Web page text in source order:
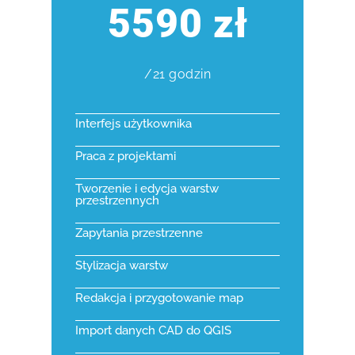
5590 zł
/21 godzin
Interfejs użytkownika
Praca z projektami
Tworzenie i edycja warstw
przestrzennych
Zapytania przestrzenne
Stylizacja warstw
Redakcja i przygotowanie map
Import danych CAD do QGIS